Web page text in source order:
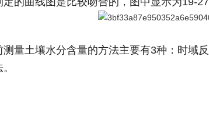
测量土壤水分含量的方法主要有3种：时域